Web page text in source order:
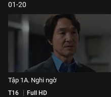
01-20
Tập 1A. Nghi ngờ
T16 Full HD